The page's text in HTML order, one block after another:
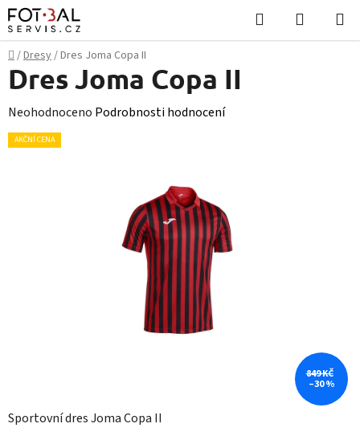
Přejít
na
obsah
Hledat
KOŠÍK
Domů
/Dresy/Dres Joma Copa II
Sportovní dres Joma Copa II
Dres Joma Copa II
Průměrné
hodnocení
Neohodnoceno Podrobnosti hodnocení
AKČNÍ CENA
849 KČ
–30 %